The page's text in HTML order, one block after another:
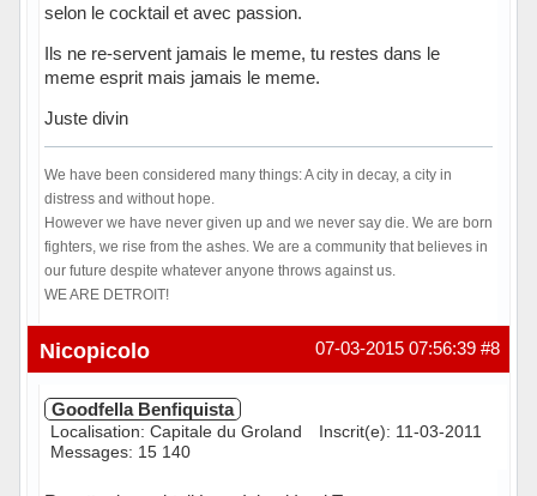
selon le cocktail et avec passion.
Ils ne re-servent jamais le meme, tu restes dans le
meme esprit mais jamais le meme.
Juste divin
We have been considered many things: A city in decay, a city in
distress and without hope.
However we have never given up and we never say die. We are born
fighters, we rise from the ashes. We are a community that believes in
our future despite whatever anyone throws against us.
WE ARE DETROIT!
Hors ligne #8
07-03-2015 07:56:39
Nicopicolo
Goodfella Benfiquista
Localisation: Capitale du Groland
Inscrit(e): 11-03-2011
Messages: 15 140